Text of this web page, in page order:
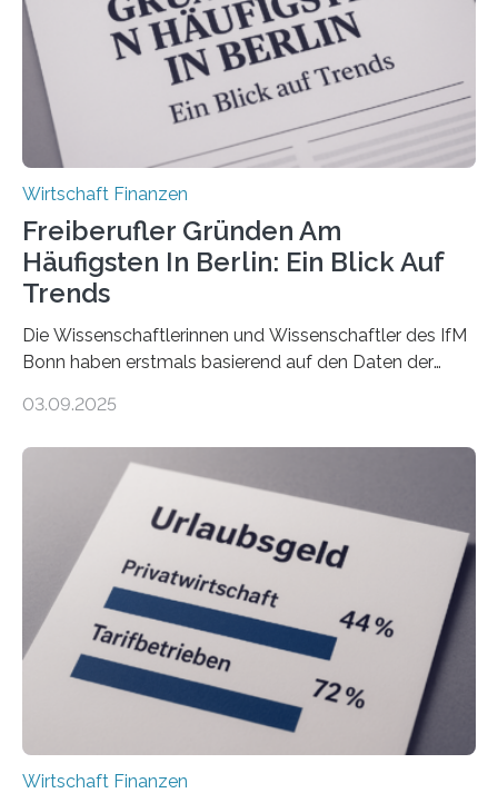
über 50 Jahre alt und wird in den nächsten Jahren eine
Nachfolgeregelung benötigen. Aber nur ein Drittel hat
bereits Regelungen…
Wirtschaft Finanzen
Freiberufler Gründen Am
Häufigsten In Berlin: Ein Blick Auf
Trends
Die Wissenschaftlerinnen und Wissenschaftler des IfM
Bonn haben erstmals basierend auf den Daten der
Landkreise mit den meisten Gründungen von
ist demnach Berlin. Betrachtet man nur die Gründungen
der Freiberuflerinnen, so liegt Leipzig an der Spitze. In
Berlin starteten in 2024 die meisten Personen in eine
eigene freiberufliche Existenz, dahinter folgten die
Städte Hamburg, München und Köln. Betrachtet man
hingegen die Existenzgründungsintensität – die Anzahl
der freiberuflichen Gründungen je…
03.09.2025
Wirtschaft Finanzen